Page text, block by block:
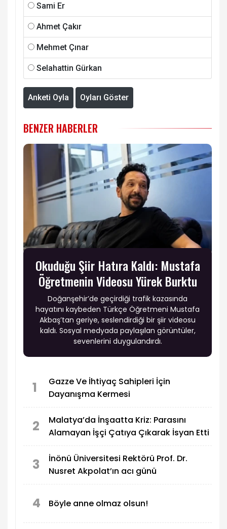
Sami Er
Ahmet Çakır
Mehmet Çınar
Selahattin Gürkan
Anketi Oyla Oyları Göster
BENZER HABERLER
Okuduğu Şiir Hatıra Kaldı: Mustafa
Öğretmenin Videosu Yürek Burktu
Doğanşehir’de geçirdiği trafik kazasında
hayatını kaybeden Türkçe Öğretmeni Mustafa
Akbaş’tan geriye, seslendirdiği bir şiir videosu
kaldı. Sosyal medyada paylaşılan görüntüler,
sevenlerini duygulandırdı.
1
Gazze Ve İhtiyaç Sahipleri İçin
Dayanışma Kermesi
2
Malatya’da İnşaatta Kriz: Parasını
Alamayan İşçi Çatıya Çıkarak İsyan Etti
3
İnönü Üniversitesi Rektörü Prof. Dr.
Nusret Akpolat’ın acı günü
4 Böyle anne olmaz olsun!